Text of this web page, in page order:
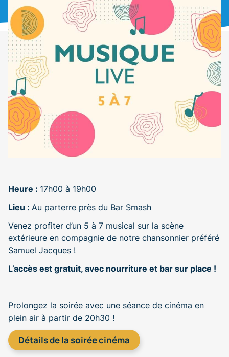
Heure : 17h00 à 19h00
Lieu : Au parterre près du Bar Smash
Venez profiter d’un 5 à 7 musical sur la scène
extérieure en compagnie de notre chansonnier préféré
Samuel Jacques !
L’accès est gratuit, avec nourriture et bar sur place !
Prolongez la soirée avec une séance de cinéma en
plein air à partir de 20h30 !
Détails de la soirée cinéma